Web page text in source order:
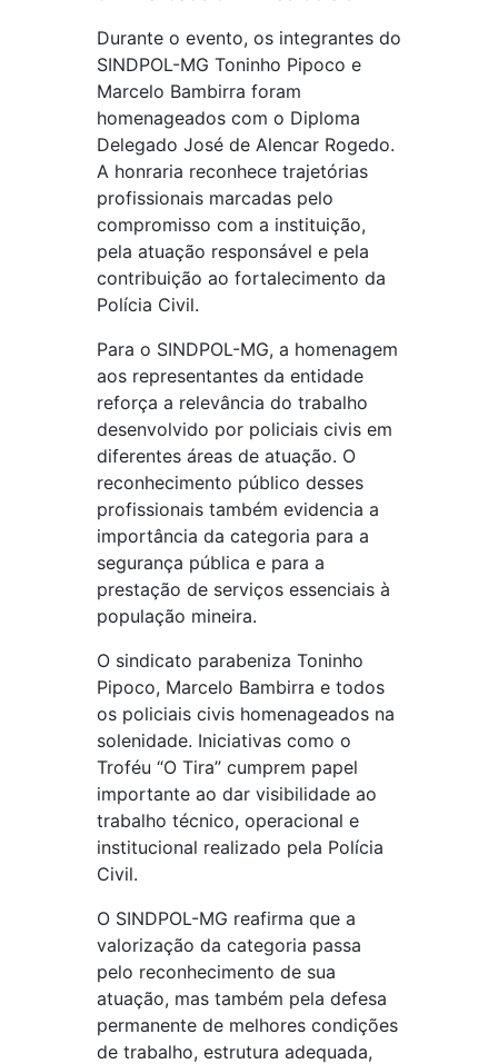
Durante o evento, os integrantes do
SINDPOL-MG Toninho Pipoco e
Marcelo Bambirra foram
homenageados com o Diploma
Delegado José de Alencar Rogedo.
A honraria reconhece trajetórias
profissionais marcadas pelo
compromisso com a instituição,
pela atuação responsável e pela
contribuição ao fortalecimento da
Polícia Civil.
Para o SINDPOL-MG, a homenagem
aos representantes da entidade
reforça a relevância do trabalho
desenvolvido por policiais civis em
diferentes áreas de atuação. O
reconhecimento público desses
profissionais também evidencia a
importância da categoria para a
segurança pública e para a
prestação de serviços essenciais à
população mineira.
O sindicato parabeniza Toninho
Pipoco, Marcelo Bambirra e todos
os policiais civis homenageados na
solenidade. Iniciativas como o
Troféu “O Tira” cumprem papel
importante ao dar visibilidade ao
trabalho técnico, operacional e
institucional realizado pela Polícia
Civil.
O SINDPOL-MG reafirma que a
valorização da categoria passa
pelo reconhecimento de sua
atuação, mas também pela defesa
permanente de melhores condições
de trabalho, estrutura adequada,